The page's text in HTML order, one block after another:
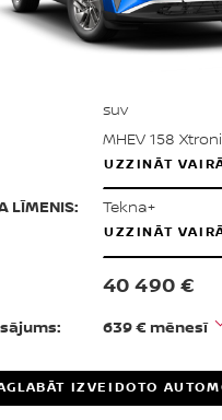
suv
MHEV 158
UZZINĀT
LĪMENIS: Tekna+
UZZINĀT
40 490 €
639 € mēnesī
IZVEIDOTO